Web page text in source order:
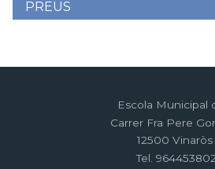
PREUS
Escola Municipal
Carrer Fra Pere
12500 Vinaròs
Tel. 964453802